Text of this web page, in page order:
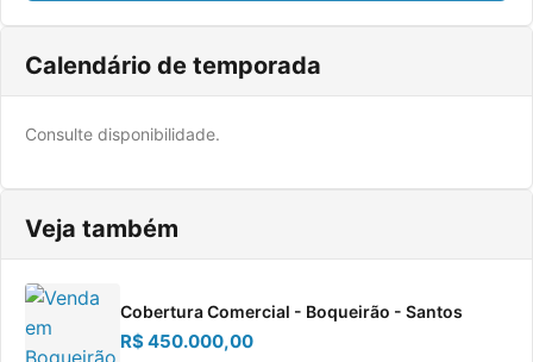
Calendário de temporada
Consulte disponibilidade.
Veja também
Cobertura Comercial - Boqueirão - Santos
R$ 450.000,00